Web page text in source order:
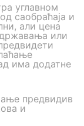
углавном
саобраћаја и
али цена
или
има додатне
предвидив
и